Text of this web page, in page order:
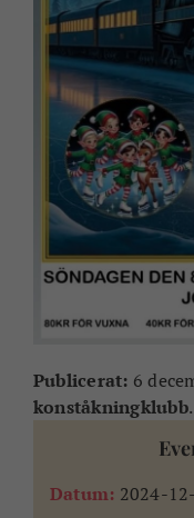
Publicerat: 6
konståkningklubb.
Datum: 2024-